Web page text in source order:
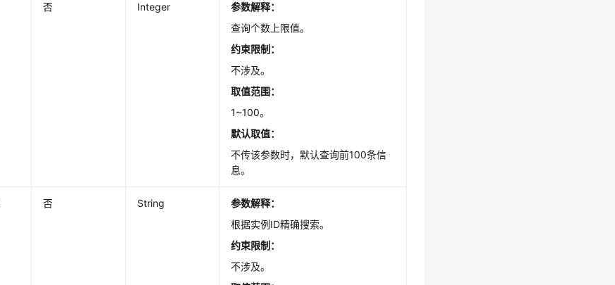
否 Integer
参数解释：
查询个数上限值。
约束限制：
不涉及。
取值范围：
1~100。
默认取值：
不传该参数时，默认查询前100条信
息。
否 String
参数解释：
根据实例ID精确搜索。
约束限制：
不涉及。